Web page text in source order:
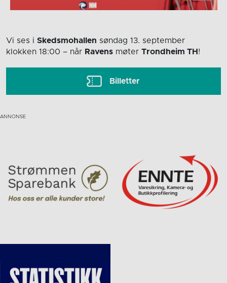
Vi ses i Skedsmohallen søndag 13. september
klokken 18:00 – når Ravens møter Trondheim TH !
Billetter